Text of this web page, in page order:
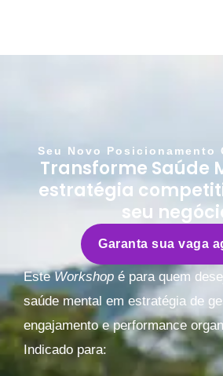
Seu Novo Posicionamento
Transforme Saúde
estratégia
seu
Garanta sua vaga
EsteWorkshop é para quem
saúde mental em estratégia de
engajamento e performance
Indicado para: